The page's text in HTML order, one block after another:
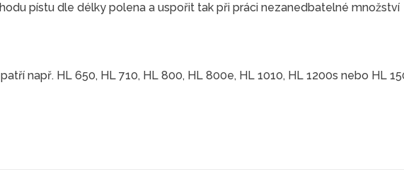
pístu dle délky polena a uspořit tak při práci nezanedbatelné množství
např. HL 650, HL 710, HL 800, HL 800e, HL 1010, HL 1200s nebo HL